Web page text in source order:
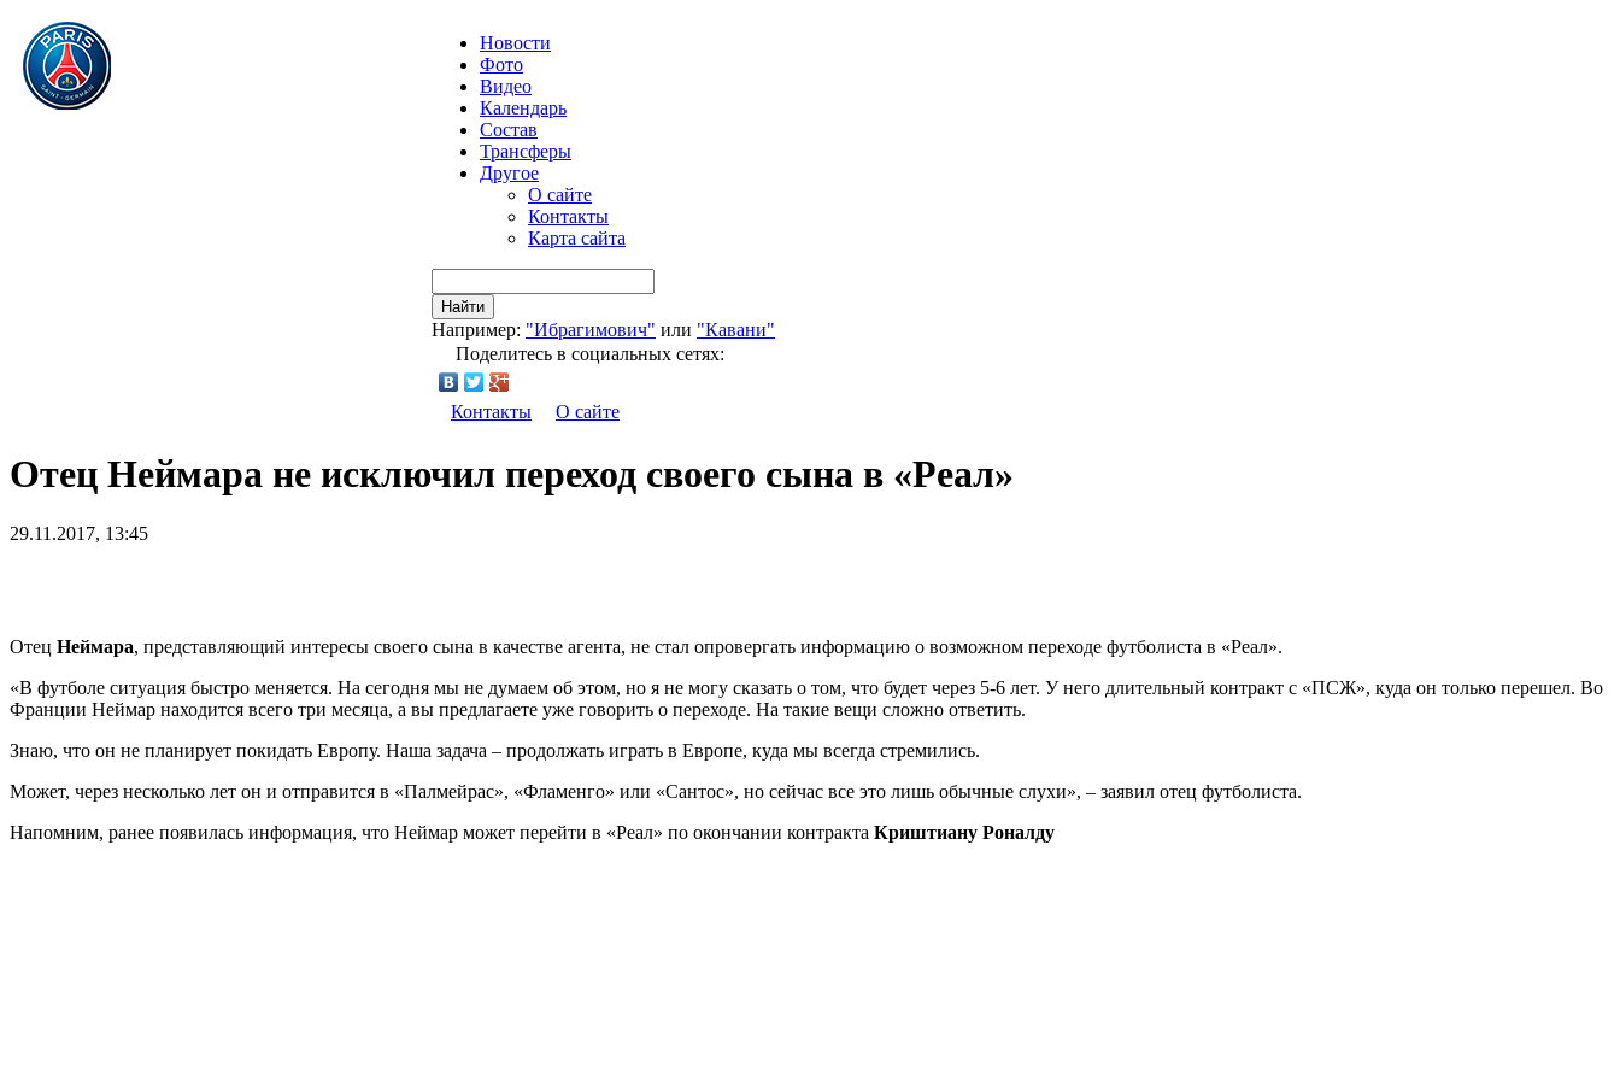
Новости
Фото
Видео
Календарь
Состав
Трансферы
Другое
О сайте
Контакты
Карта сайта
Найти
Например: "Ибрагимович" или "Кавани"
Поделитесь в социальных сетях:
Контакты О сайте
Отец Неймара не исключил переход своего сына в «Реал»
29.11.2017, 13:45
Отец Неймара, представляющий интересы своего сына в качестве агента, не стал опровергать информацию о возможном переходе футболиста в «Реал».
«В футболе ситуация быстро меняется. На сегодня мы не думаем об этом, но я не могу сказать о том, что будет через 5-6 лет. У него длительный контракт с «ПСЖ», куда он только перешел. Во
Франции Неймар находится всего три месяца, а вы предлагаете уже говорить о переходе. На такие вещи сложно ответить.
Знаю, что он не планирует покидать Европу. Наша задача – продолжать играть в Европе, куда мы всегда стремились.
Может, через несколько лет он и отправится в «Палмейрас», «Фламенго» или «Сантос», но сейчас все это лишь обычные слухи», – заявил отец футболиста.
Напомним, ранее появилась информация, что Неймар может перейти в «Реал» по окончании контракта Криштиану Роналду